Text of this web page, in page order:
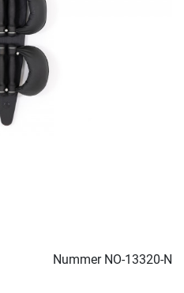
Nummer NO-13320-N